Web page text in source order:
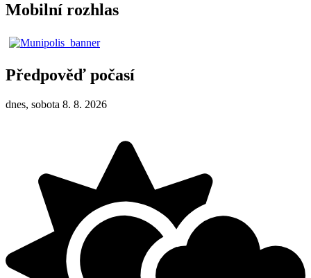
Mobilní rozhlas
Předpověď počasí
dnes, sobota 8. 8. 2026